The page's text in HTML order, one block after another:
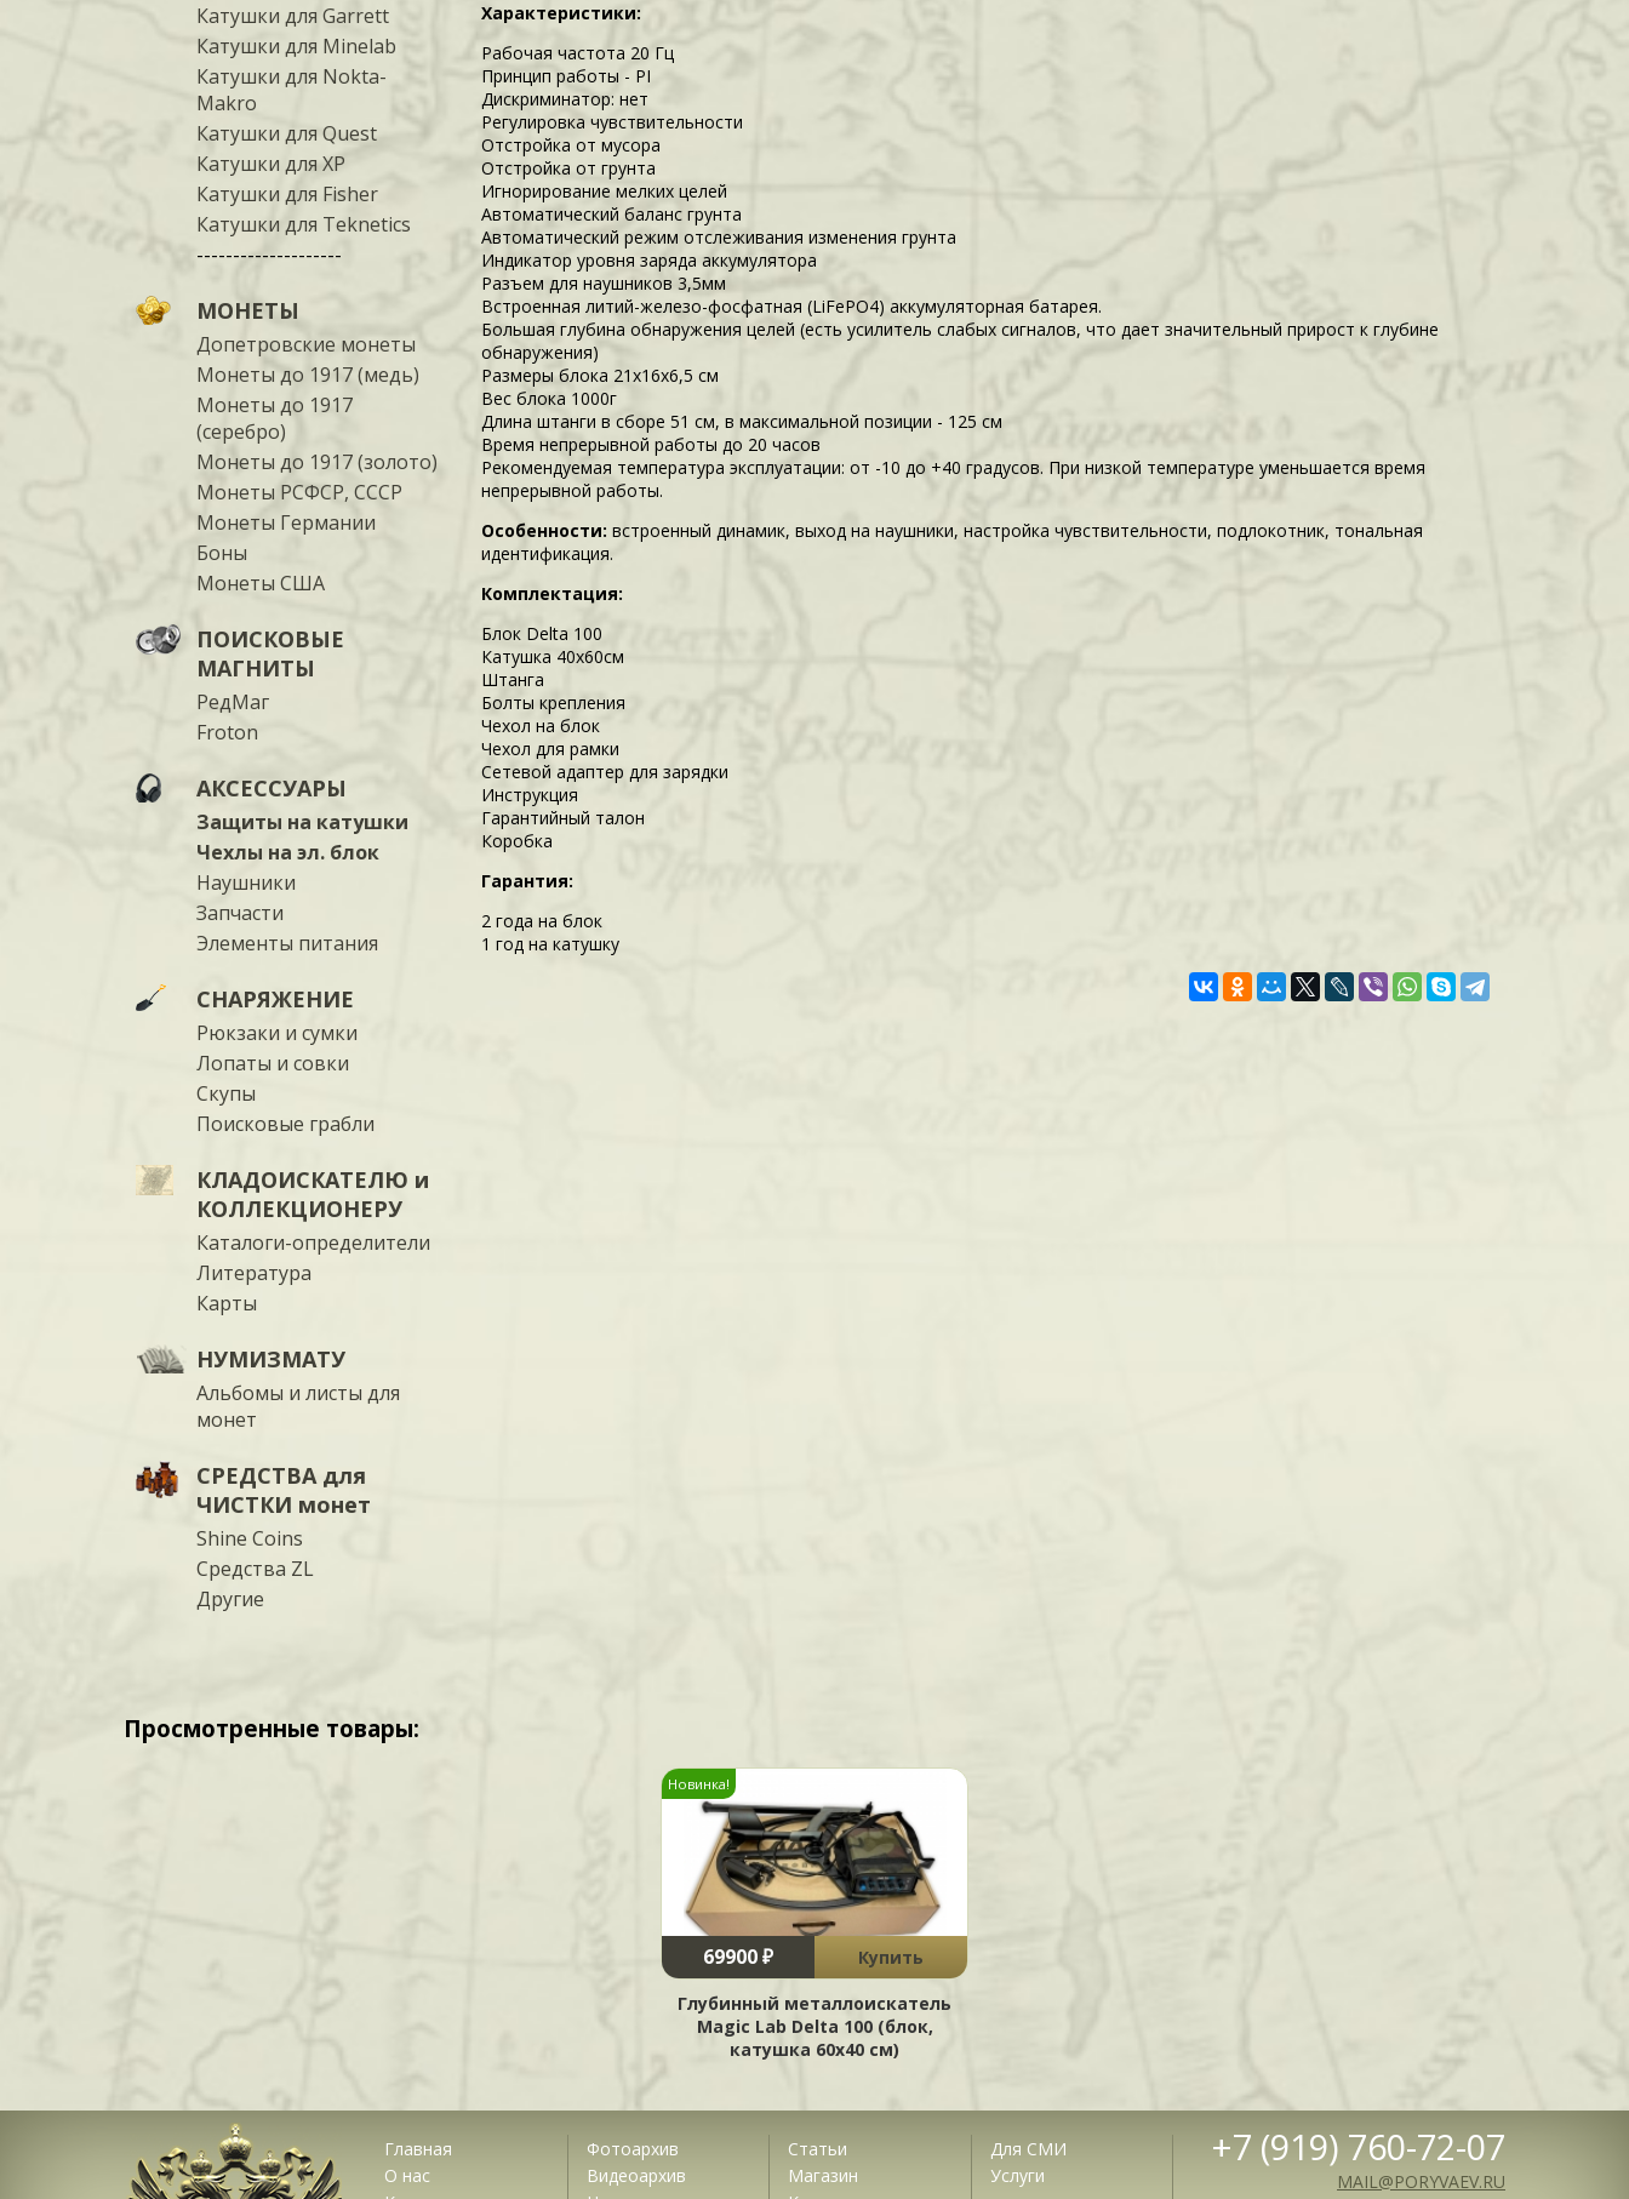
Катушки для Garrett
Катушки для Minelab
Катушки для Nokta-
Makro
Катушки для Quest
Катушки для XP
Катушки для Fisher
Катушки для Teknetics
--------------------
МОНЕТЫ
Допетровские монеты
Монеты до 1917 (медь)
Монеты до 1917
(серебро)
Монеты до 1917 (золото)
Монеты РСФСР, СССР
Монеты Германии
Боны
Монеты США
ПОИСКОВЫЕ
МАГНИТЫ
РедМаг
Froton
АКСЕССУАРЫ
Защиты на катушки
Чехлы на эл. блок
Наушники
Запчасти
Элементы питания
СНАРЯЖЕНИЕ
Рюкзаки и сумки
Лопаты и совки
Скупы
Поисковые грабли
КЛАДОИСКАТЕЛЮ и
КОЛЛЕКЦИОНЕРУ
Каталоги-определители
Литература
Карты
НУМИЗМАТУ
Альбомы и листы для
монет
СРЕДСТВА для
ЧИСТКИ монет
Shine Coins
Средства ZL
Другие
Характеристики:
Рабочая частота 20 Гц
Принцип работы - PI
Дискриминатор: нет
Регулировка чувствительности
Отстройка от мусора
Отстройка от грунта
Игнорирование мелких целей
Автоматический баланс грунта
Автоматический режим отслеживания изменения грунта
Индикатор уровня заряда аккумулятора
Разъем для наушников 3,5мм
Встроенная литий-железо-фосфатная (LiFePO4) аккумуляторная батарея.
Большая глубина обнаружения целей (есть усилитель слабых сигналов, что дает значительный прирост к глубине
обнаружения)
Размеры блока 21х16х6,5 см
Вес блока 1000г
Длина штанги в сборе 51 см, в максимальной позиции - 125 см
Время непрерывной работы до 20 часов
Рекомендуемая температура эксплуатации: от -10 до +40 градусов. При низкой температуре уменьшается время
непрерывной работы.
Особенности: встроенный динамик, выход на наушники, настройка чувствительности, подлокотник, тональная
идентификация.
Комплектация:
Блок Delta 100
Катушка 40х60см
Штанга
Болты крепления
Чехол на блок
Чехол для рамки
Сетевой адаптер для зарядки
Инструкция
Гарантийный талон
Коробка
Гарантия:
2 года на блок
1 год на катушку
Просмотренные товары:
Новинка!
69900 ₽
Купить
Глубинный металлоискатель
Magic Lab Delta 100 (блок,
катушка 60х40 см)
Главная
О нас
Фотоархив
Видеоархив
Статьи
Магазин
Для СМИ
Услуги
+7 (919) 760-72-07
MAIL@PORYVAEV.RU